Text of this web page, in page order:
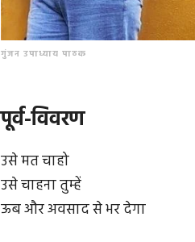
गुंजन उपाध्याय पाठक
पूर्व-विवरण
उसे मत चाहो
उसे चाहना तुम्हें
ऊब और अवसाद से भर देगा